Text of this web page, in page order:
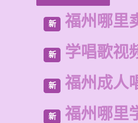
新 福州哪里
新 学唱歌视
新 福州成人
新 福州哪里